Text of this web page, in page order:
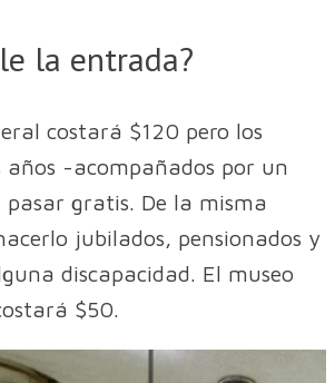
la entrada?
costará $120 pero los
años -acompañados por un
gratis. De la misma
jubilados, pensionados y
discapacidad. El museo
$50.